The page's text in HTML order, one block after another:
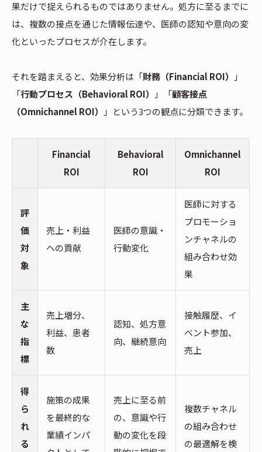
果だけで捉えられるものではありません。処方に至るまでに
は、複数の接点を通じた情報伝達や、医師の認知や意向の変
化といったプロセスが介在します。
それを踏まえると、効果分析は「財務（Financial ROI）
」
「行動プロセス（Behavioral ROI） 」「顧客接点
（Omnichannel ROI）
」という3つの観点に分類できます。
Financial
ROI
Behavioral
ROI
Omnichannel
ROI
評
価
対
象
売上・利益
への貢献
医師の意識・
行動変化
医師に対する
プロモーショ
ンチャネルの
組み合わせ効
果
主
な
指
標
売上増分、
利益、患者
数
認知、処方意
向、継続意向
接触履歴、イ
ベント参加、
売上
得
ら
れ
る
施策の成果
を最終的な
業績インパ
売上に至る前
の、意識や行
動の変化を段
複数チャネル
の組み合わせ
の最適解を検